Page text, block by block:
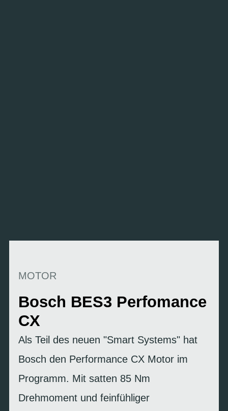
MOTOR
Bosch BES3 Perfomance
CX
Als Teil des neuen "Smart Systems" hat
Bosch den Performance CX Motor im
Programm. Mit satten 85 Nm
Drehmoment und feinfühliger